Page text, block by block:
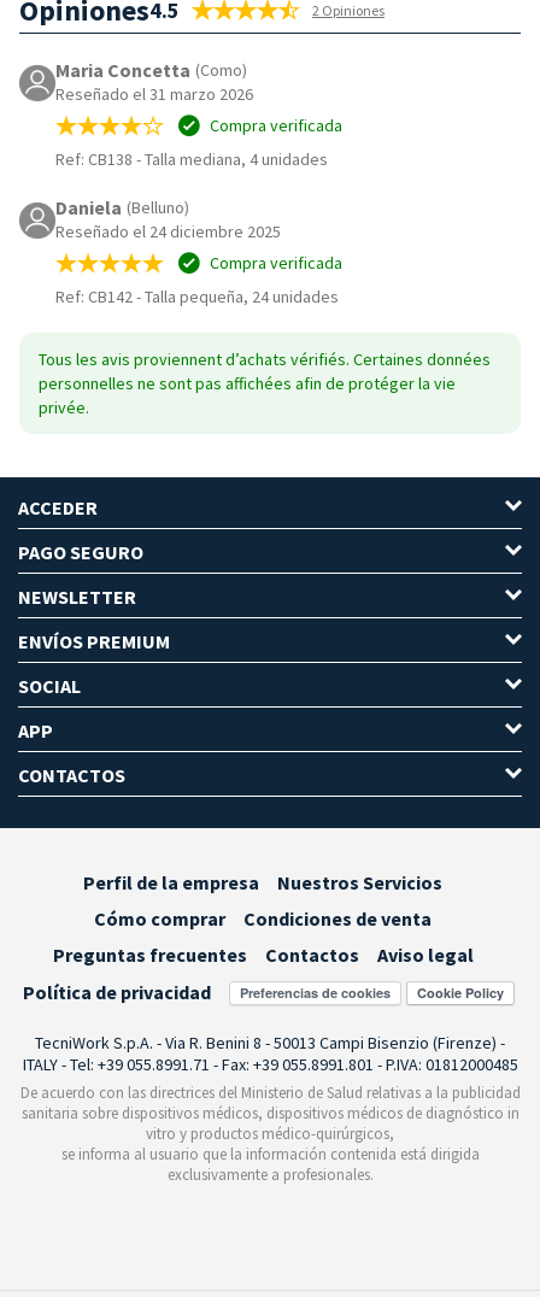
Opiniones4.5 2 Opiniones
Maria Concetta (Como)
Reseñado el 31 marzo 2026
Compra verificada
Ref: CB138 -Talla mediana, 4 unidades
Daniela (Belluno)
Reseñado el 24 diciembre 2025
Compra verificada
Ref: CB142 -Talla pequeña, 24 unidades
Tous les avis proviennent d’achats vérifiés. Certaines données
personnelles ne sont pas affichées afin de protéger la vie
privée.
ACCEDER
PAGO SEGURO
NEWSLETTER
ENVÍOS PREMIUM
SOCIAL
APP
CONTACTOS
Perfil de la empresa
Nuestros Servicios
Cómo comprar
Condiciones de venta
Preguntas frecuentes
Contactos
Aviso legal
Política de privacidad
Preferencias de cookies
TecniWork S.p.A. - Via R. Benini 8 - 50013 Campi Bisenzio (Firenze) -
ITALY - Tel: +39 055.8991.71 - Fax: +39 055.8991.801 - P.IVA: 01812000485
De acuerdo con las directrices del Ministerio de Salud relativas a la publicidad
sanitaria sobre dispositivos médicos, dispositivos médicos de diagnóstico in
vitro y productos médico-quirúrgicos,
se informa al usuario que la información contenida está dirigida
exclusivamente a profesionales.